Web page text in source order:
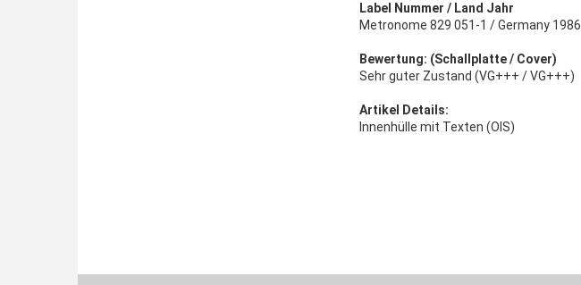
Label Nummer / Land Jahr
Metronome 829 051-1 / Germany 1986
Bewertung: (Schallplatte / Cover)
Sehr guter Zustand (VG+++ / VG+++)
Artikel Details:
Innenhülle mit Texten (OIS)